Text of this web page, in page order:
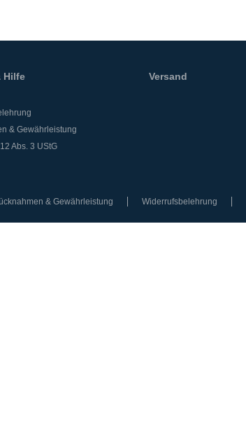
Hilfe
& Gewährleistung
Abs. 3 UStG
Versand
& Gewährleistung Widerrufsbelehrung